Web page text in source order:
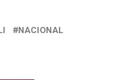
NACIONAL